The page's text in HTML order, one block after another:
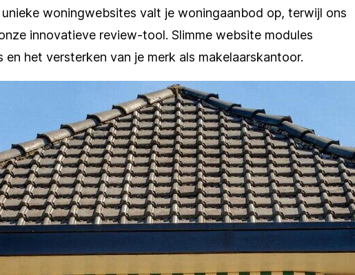
woningwebsites valt je woningaanbod op, terwijl ons
innovatieve review-tool. Slimme website modules
het versterken van je merk als makelaarskantoor.